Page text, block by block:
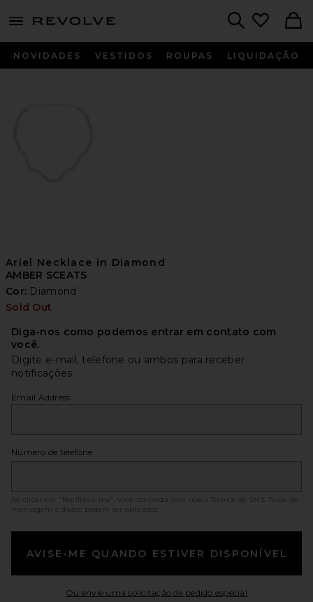
menu - shows more content
NOVIDADES VESTIDOS ROUPAS LIQUIDAÇÃO
Ariel Necklace in Diamond
AMBER SCEATS
Cor: Diamond
Sold Out
Diga-nos como podemos entrar em contato com
você.
Digite e-mail, telefone ou ambos para receber
notificações.
Email Address
Número de telefone
Ao clicar em "Notifique-me", você concorda com nossa Termos de SMS
. Taxas de
mensagem e dados podem ser aplicadas.
AVISE-ME QUANDO ESTIVER DISPONÍVEL
Ou envie uma solicitação de pedido especialOpens in a